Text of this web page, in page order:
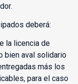
deberá:
la licencia de
bien aval solidario
más los
para el caso